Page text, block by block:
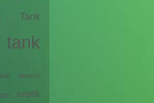
Tank
biotech
septik